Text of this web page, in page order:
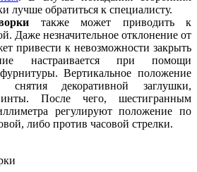
лучше обратиться к специалисту.
также может приводить к
Даже незначительное отклонение от
привести к невозможности закрыть
настраивается при помощи
Вертикальное положение
снятия декоративной заглушки,
После чего, шестигранным
регулируют положение по
либо против часовой стрелки.